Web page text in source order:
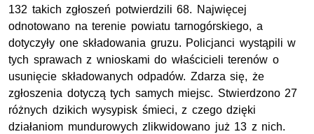
132 takich zgłoszeń potwierdzili 68. Najwięcej
odnotowano na terenie powiatu tarnogórskiego, a
dotyczyły one składowania gruzu. Policjanci wystąpili w
tych sprawach z wnioskami do właścicieli terenów o
usunięcie składowanych odpadów. Zdarza się, że
zgłoszenia dotyczą tych samych miejsc. Stwierdzono 27
różnych dzikich wysypisk śmieci, z czego dzięki
działaniom mundurowych zlikwidowano już 13 z nich.